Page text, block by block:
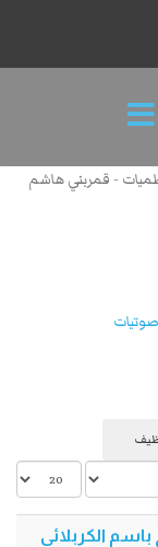
- قمربني هاشم
صوتيات
باسم الكربلائي